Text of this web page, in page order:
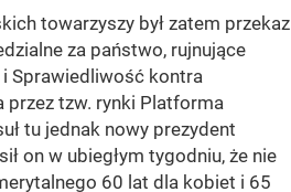
towarzyszy był zatem przekaz
za państwo, rujnujące
Sprawiedliwość kontra
przez tzw. rynki Platforma
tu jednak nowy prezydent
on w ubiegłym tygodniu, że nie
60 lat dla kobiet i 65